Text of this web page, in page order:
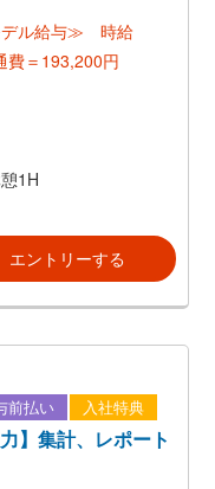
デル給与≫ 時給
費＝193,200円
歩5分
ます
1H
エントリーする
前払い 入社特典
】集計、レポート